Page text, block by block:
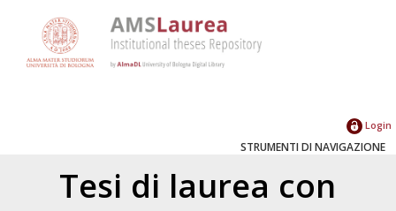
Login
STRUMENTI DI NAVIGAZIONE
Tesi di laurea con